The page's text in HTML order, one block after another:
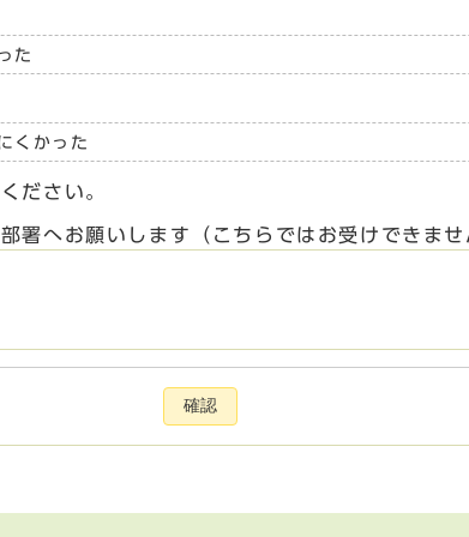
た
くかった
ださい。
署へお願いします（こちらではお受けできま
確認